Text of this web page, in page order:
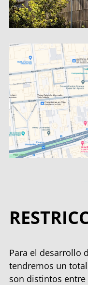
Para el desarrollo
tendremos un
son distintos